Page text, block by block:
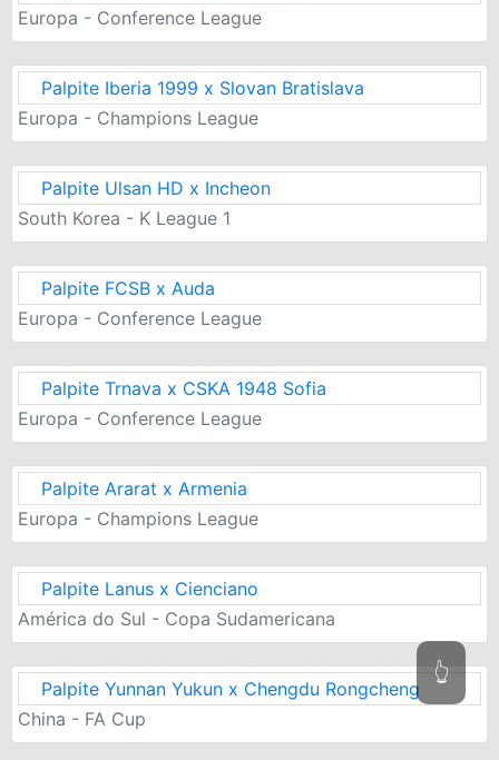
Europa - Conference League
Palpite Iberia 1999 x Slovan Bratislava
Europa - Champions League
Palpite Ulsan HD x Incheon
South Korea - K League 1
Palpite FCSB x Auda
Europa - Conference League
Palpite Trnava x CSKA 1948 Sofia
Europa - Conference League
Palpite Ararat x Armenia
Europa - Champions League
Palpite Lanus x Cienciano
América do Sul - Copa Sudamericana
Palpite Yunnan Yukun x Chengdu Rongcheng
China - FA Cup
👆